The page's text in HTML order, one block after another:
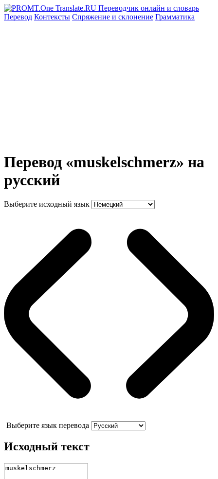
Перевод Контексты Спряжение и склонение Грамматика
Перевод «muskelschmerz» на
русский
Выберите исходный язык
Выберите язык перевода
Исходный текст